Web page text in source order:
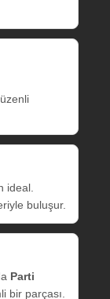
ideal.
buluşur.
Parti
bir parçası.